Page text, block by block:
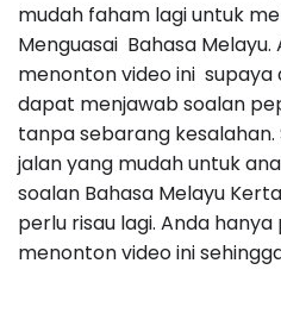
mudah faham lagi untuk
Menguasai Bahasa
menonton video ini supaya
dapat menjawab soalan
tanpa sebarang
jalan yang mudah untuk
soalan Bahasa Melayu
perlu risau lagi. Anda
menonton video ini